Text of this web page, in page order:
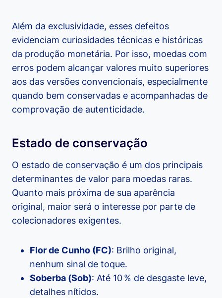
Além da exclusividade, esses defeitos
evidenciam curiosidades técnicas e históricas
da produção monetária. Por isso, moedas com
erros podem alcançar valores muito superiores
aos das versões convencionais, especialmente
quando bem conservadas e acompanhadas de
comprovação de autenticidade.
Estado de conservação
O estado de conservação é um dos principais
determinantes de valor para moedas raras.
Quanto mais próxima de sua aparência
original, maior será o interesse por parte de
colecionadores exigentes.
Flor de Cunho (FC): Brilho original,
nenhum sinal de toque.
Soberba (Sob): Até 10 % de desgaste leve,
detalhes nítidos.